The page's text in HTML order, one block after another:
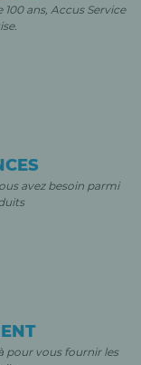
ans, Accus Service
avez besoin parmi
pour vous fournir les